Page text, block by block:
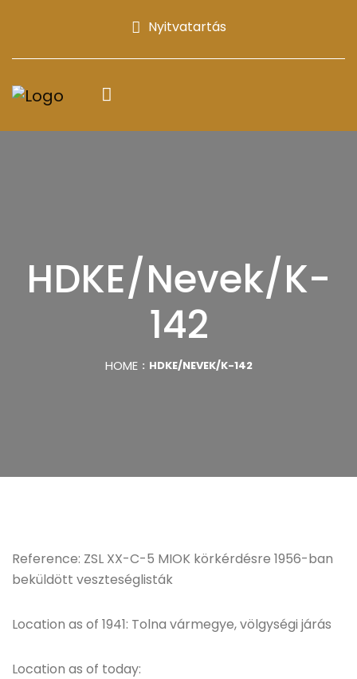
Nyitvatartás
HDKE/Nevek/K-
142
HOME HDKE/NEVEK/K-142
Reference: ZSL XX-C-5 MIOK körkérdésre 1956-ban
beküldött veszteséglisták
Location as of 1941: Tolna vármegye, völgységi járás
Location as of today: